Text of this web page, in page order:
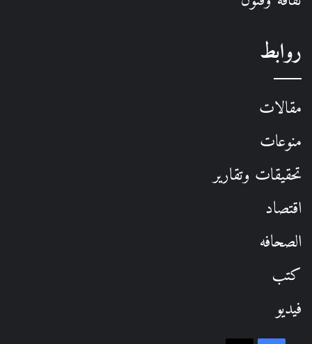
روابط
مقالات
منوعات
تحقيقات وتقارير
اقتصاد
الصحافه
كتب
فيديو